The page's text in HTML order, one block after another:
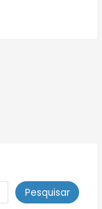
Pesquisar